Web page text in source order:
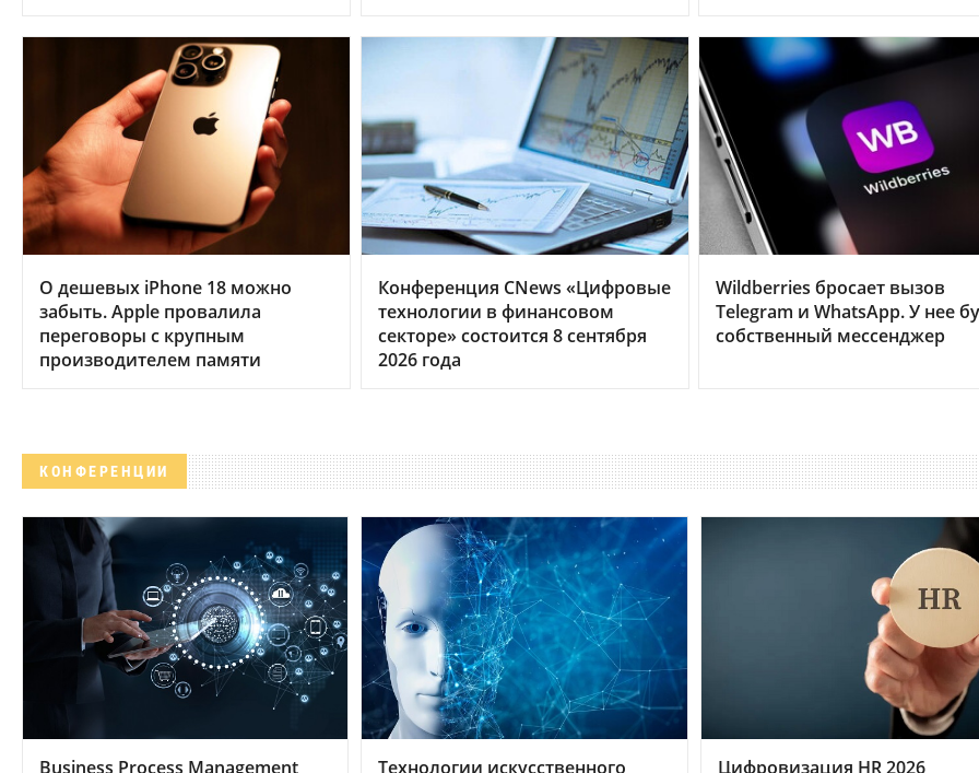
О дешевых iPhone 18 можно
забыть. Apple провалила
переговоры с крупным
производителем памяти
Конференция CNews «Цифровые
технологии в финансовом
секторе» состоится 8 сентября
2026 года
Wildberries бросает вызов
Telegram и WhatsApp. У нее
собственный мессенджер
КОНФЕРЕНЦИИ
Business Process Management
Технологии искусственного
Цифровизация HR 2026